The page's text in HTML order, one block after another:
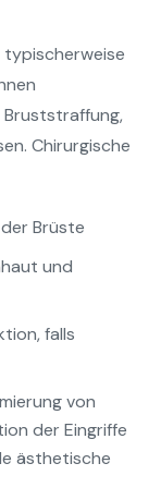
typischerweise
Bruststraffung,
Chirurgische
Brüste
und
falls
von
der Eingriffe
ästhetische